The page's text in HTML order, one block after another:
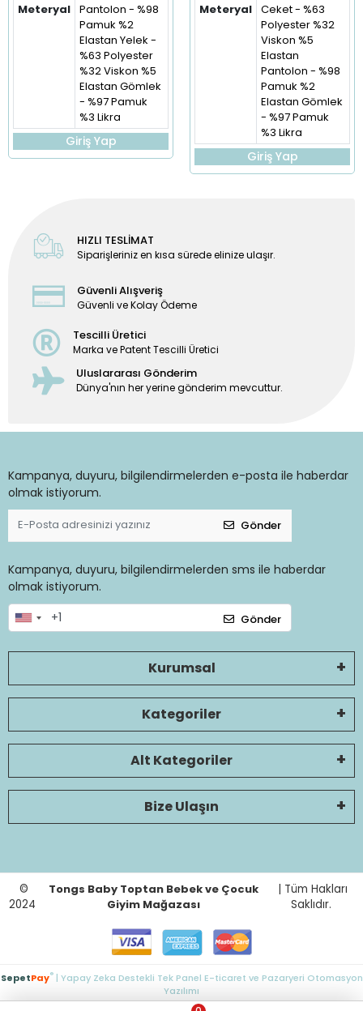
Meteryal Pantolon - %98
Pamuk %2
Elastan Yelek -
%63 Polyester
%32 Viskon %5
Elastan Gömlek
- %97 Pamuk
%3 Likra
Giriş Yap
Meteryal Ceket - %63
Polyester %32
Viskon %5
Elastan
Pantolon - %98
Pamuk %2
Elastan Gömlek
- %97 Pamuk
%3 Likra
Giriş Yap
HIZLI TESLİMAT
Siparişleriniz en kısa sürede elinize ulaşır.
Güvenli Alışveriş
Güvenli ve Kolay Ödeme
Tescilli Üretici
Marka ve Patent Tescilli Üretici
Uluslararası Gönderim
Dünya'nın her yerine gönderim mevcuttur.
Kampanya, duyuru, bilgilendirmelerden e-posta ile haberdar
olmak istiyorum.
Gönder
Kampanya, duyuru, bilgilendirmelerden sms ile haberdar
olmak istiyorum.
Gönder
Kurumsal
Kategoriler
Alt Kategoriler
Bize Ulaşın
©
2024
Tongs Baby Toptan Bebek ve Çocuk
Giyim Mağazası
| Tüm Hakları
Saklıdır.
SepetPay®| Yapay Zeka Destekli Tek Panel E-ticaret ve Pazaryeri Otomasyon
Yazılımı